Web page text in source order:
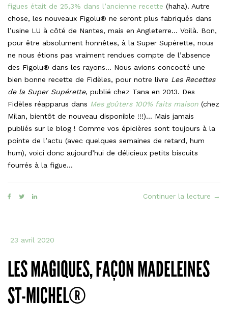
figues était de 25,3% dans l’ancienne recette (haha). Autre
chose, les nouveaux Figolu® ne seront plus fabriqués dans
l’usine LU à côté de Nantes, mais en Angleterre… Voilà. Bon,
pour être absolument honnêtes, à la Super Supérette, nous
ne nous étions pas vraiment rendues compte de l’absence
des Figolu® dans les rayons… Nous avions concocté une
bien bonne recette de Fidèles, pour notre livre Les Recettes
de la Super Supérette, publié chez Tana en 2013. Des
Fidèles réapparus dans Mes goûters 100% faits maison (chez
Milan, bientôt de nouveau disponible !!!)… Mais jamais
publiés sur le blog ! Comme vos épicières sont toujours à la
pointe de l’actu (avec quelques semaines de retard, hum
hum), voici donc aujourd’hui de délicieux petits biscuits
fourrés à la figue…
Continuer la lecture «
→
23 avril 2020
LES MAGIQUES, FAÇON MADELEINES
ST-MICHEL®